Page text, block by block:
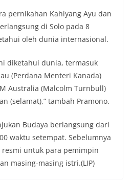
pernikahan Kahiyang Ayu dan
di Solo pada 8
oleh dunia internasional.
diketahui dunia, termasuk
(Perdana Menteri Kanada)
Australia (Malcolm Turnbull)
(selamat),” tambah Pramono.
Budaya berlangsung dari
waktu setempat. Sebelumnya
untuk para pemimpin
masing-masing istri.(LIP)